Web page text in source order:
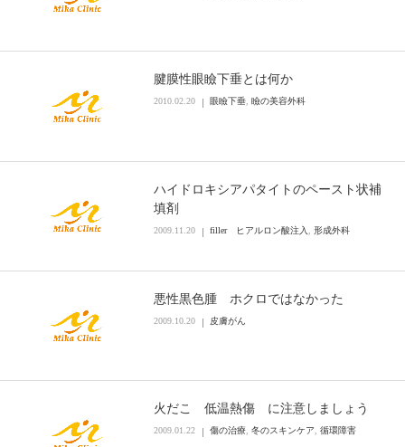
腱膜性眼瞼下垂とは何か
2010.02.20 眼瞼下垂, 瞼の美容外科
ハイドロキシアパタイトのペースト状補
填剤
2009.11.20 filler ヒアルロン酸注入 形成外科
悪性黒色腫 ホクロではなかった
2009.10.20 皮膚がん
火だこ 低温熱傷 に注意しましょう
2009.01.22 傷の治療, 冬のスキンケア, 循環障害